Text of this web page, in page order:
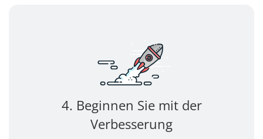
4. Beginnen Sie mit der
Verbesserung